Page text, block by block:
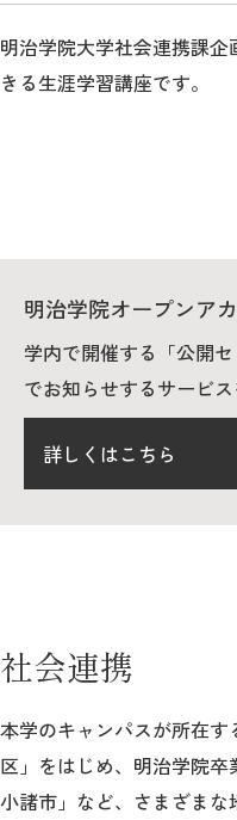
明治学院大学社会連携課
きる生涯学習講座です。
明治学院オープンア
学内で開催する「公開
でお知らせするサービス
詳しくはこちら
社会連携
本学のキャンパスが所在
区」をはじめ、明治学院
小諸市」など、さまざま